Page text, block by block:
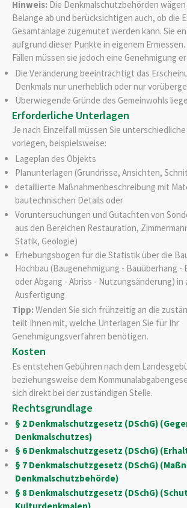
Hinweis: Die Denkmalschutzbehörden
Belange ab und berücksichtigen auch, ob die
Gesamtanlage zugemutet werden kann. Sie
aufgrund dieser Punkte in eigenem
Fällen müssen sie jedoch eine Genehmigung
Die Veränderung beeinträchtigt das
Denkmals nur unerheblich oder nur
Überwiegende Gründe des Gemeinwohls
Erforderliche Unterlagen
Je nach Einzelfall müssen Sie
vorlegen, beispielsweise:
Lageplan des Objekts
Planunterlagen (Grundrisse, Ansichten,
detaillierte Maßnahmenbeschreibung mit
bautechnischen Details oder
Voruntersuchungen und Gutachten von
aus den Bereichen Restauration,
Statik, Geologie)
Erhebungsbogen für die Statistik über die
Hochbau (Baugenehmigung - Bauüberhang
oder Abgang - Abriss - Nutzungsänderung)
Ausfertigung
Tipp: Wenden Sie sich frühzeitig an die
teilt Ihnen mit, welche Unterlagen Sie für Ihr
Genehmigungsverfahren benötigen.
Kosten
Es entstehen Gebühren nach dem
beziehungsweise dem
sich direkt bei der zuständigen Stelle.
Rechtsgrundlage
§ 2 Denkmalschutzgesetz (DSchG)
Denkmalschutzes)
§ 6 Denkmalschutzgesetz (DSchG)
§ 7 Denkmalschutzgesetz (DSchG)
Denkmalschutzbehörde)
§ 8 Denkmalschutzgesetz (DSchG)
Kulturdenkmalen)